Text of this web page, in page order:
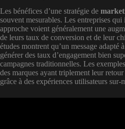
Les bénéfices d’une stratégie de
souvent mesurables. Les entreprises qui
approche voient généralement une
de leurs taux de conversion et de leur
études montrent qu’un message adapté
générer des taux d’engagement bien
campagnes traditionnelles. Les
des marques ayant triplement leur
grâce à des expériences utilisateurs sur-